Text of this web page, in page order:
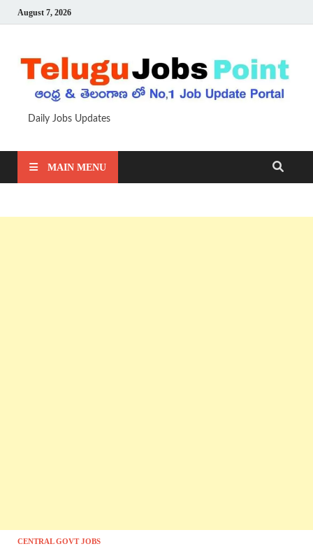
August 7, 2026
Daily Jobs Updates
MAIN MENU
CENTRAL GOVT JOBS